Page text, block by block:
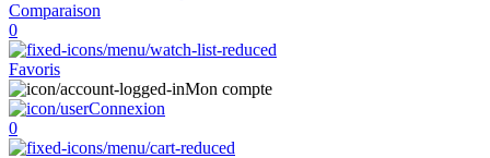
Comparaison
0
Favoris
Mon compte
Connexion
0